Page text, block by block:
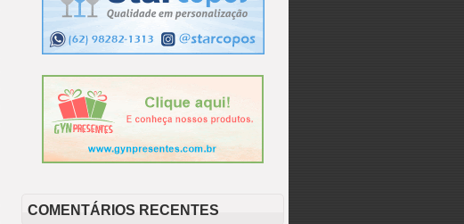
COMENTÁRIOS RECENTES